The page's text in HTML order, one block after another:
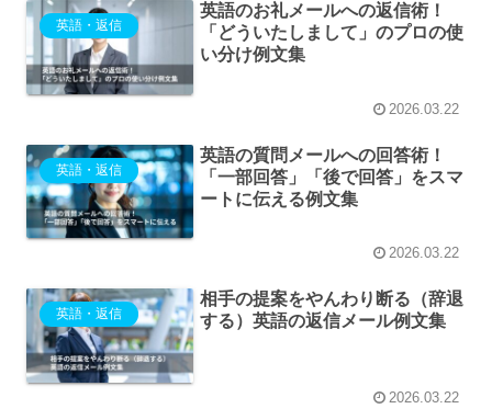
英語・返信
英語のお礼メールへの返信術！
「どういたしまして」のプロの使
い分け例文集
2026.03.22
英語・返信
英語の質問メールへの回答術！
「一部回答」「後で回答」をスマ
ートに伝える例文集
2026.03.22
英語・返信
相手の提案をやんわり断る（辞退
する）英語の返信メール例文集
2026.03.22